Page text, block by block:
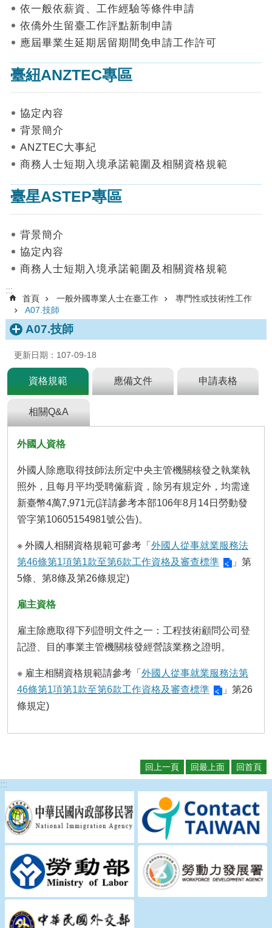
詢
見
答
統
數
據
首
網
站
覽
絡
我
們
English
私
安
政
政
府
料
開
放
告
舉
貪
依一般依薪資、工作經驗等條件申請
依僑外生留臺工作評點新制申請
應屆畢業生延期居留期間免申請工作許可
臺紐ANZTEC專區
協定內容
背景簡介
ANZTEC大事紀
商務人士短期入境承諾範圍及相關資格規範
臺星ASTEP專區
背景簡介
協定內容
商務人士短期入境承諾範圍及相關資格規範
:::
首頁 一般外國專業人士在臺工作
專門性或技術性工作
A07.技師
A07.技師
更新日期：107-09-18
資格規範 應備文件 申請表格
相關Q&A
外國人資格
外國人除應取得技師法所定中央主管機關核發之執業執
照外，且每月平均受聘僱薪資，除另有規定外，均需達
新臺幣4萬7,971元(詳請參考本部106年8月14日勞動發
管字第10605154981號公告)。
※ 外國人相關資格規範可參考「 外國人從事就業服務法
第46條第1項第1款至第6款工作資格及審查標準
」第
5條、第8條及第26條規定)
雇主資格
雇主除應取得下列證明文件之一：工程技術顧問公司登
記證、目的事業主管機關核發經營該業務之證明。
※ 雇主相關資格規範請參考「 外國人從事就業服務法第
46條第1項第1款至第6款工作資格及審查標準
」第26
條規定)
回上一頁 回最上面 回首頁
:::